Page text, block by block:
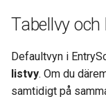
Tabellvy och
Defaultvyn i
listvy. Om du
samtidigt på